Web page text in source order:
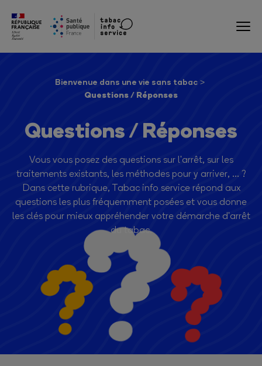
Bienvenue dans une vie sans tabac
Questions / Réponses
Questions / Réponses
Vous vous posez des questions sur l'arrêt, sur les
traitements existants, les méthodes pour y arriver, ... ?
Dans cette rubrique, Tabac info service répond aux
questions les plus fréquemment posées et vous donne
les clés pour mieux appréhender votre démarche d'arrêt
du tabac.